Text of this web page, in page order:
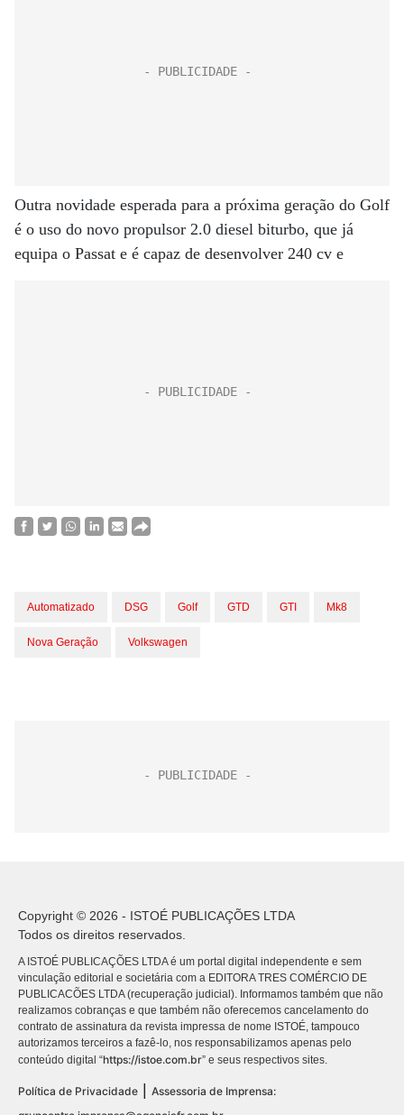
Outra novidade esperada para a próxima geração do Golf
é o uso do novo propulsor 2.0 diesel biturbo, que já
equipa o Passat e é capaz de desenvolver 240 cv e
Automatizado DSG Golf GTD GTI Mk8
Nova Geração Volkswagen
Copyright © 2026 - ISTOÉ PUBLICAÇÕES LTDA
Todos os direitos reservados.
A ISTOÉ PUBLICAÇÕES LTDA é um portal digital independente e sem
vinculação editorial e societária com a EDITORA TRES COMÉRCIO DE
PUBLICACÕES LTDA (recuperação judicial). Informamos também que não
realizamos cobranças e que também não oferecemos cancelamento do
contrato de assinatura da revista impressa de nome ISTOÉ, tampouco
autorizamos terceiros a fazê-lo, nos responsabilizamos apenas pelo
conteúdo digital “https://istoe.com.br” e seus respectivos sites.
Política de Privacidade
Assessoria de Imprensa: